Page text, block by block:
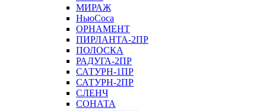
МИРАЖ
НьюСоса
ОРНАМЕНТ
ПИРЛАНТА-2ПР
ПОЛОСКА
РАДУГА-2ПР
САТУРН-1ПР
САТУРН-2ПР
СЛЕНЧ
СОНАТА